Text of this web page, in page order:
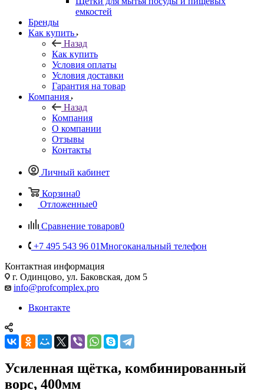
емкостей
Бренды
Как купить
Назад
Как купить
Условия оплаты
Условия доставки
Гарантия на товар
Компания
Назад
Компания
О компании
Отзывы
Контакты
Личный кабинет
Корзина0
Отложенные0
Сравнение товаров0
+7 495 543 96 01Многоканальный телефон
Контактная информация
г. Одинцово, ул. Баковская, дом 5
info@profcomplex.pro
Вконтакте
Усиленная щётка, комбинированный
ворс, 400мм